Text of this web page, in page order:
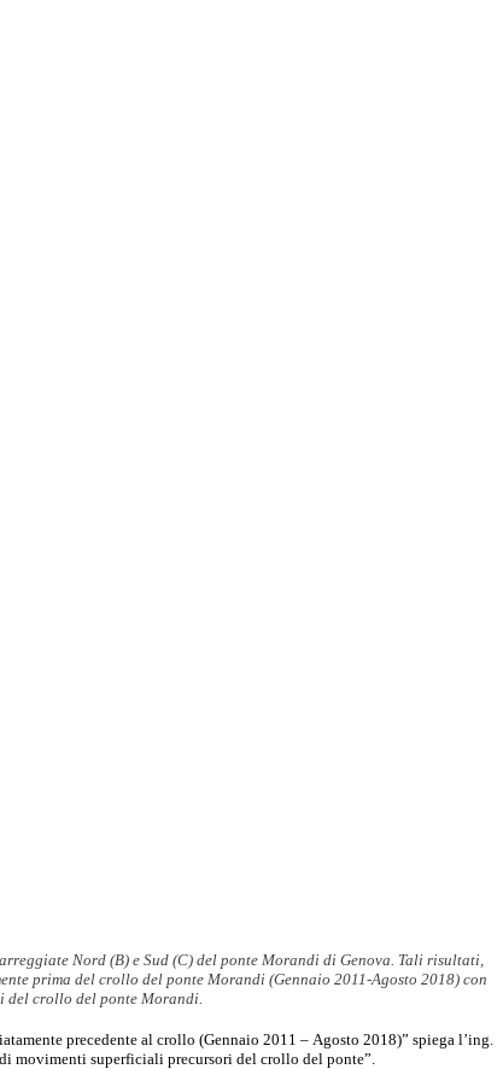
Nord (B) e Sud (C) del ponte Morandi di Genova. Tali risultati,
prima del crollo del ponte Morandi (Gennaio 2011-Agosto 2018) con
del crollo del ponte Morandi.
precedente al crollo (Gennaio 2011 – Agosto 2018)” spiega l’ing.
movimenti superficiali precursori del crollo del ponte”.